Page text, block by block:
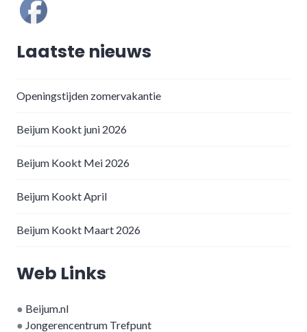
Laatste nieuws
Openingstijden zomervakantie
Beijum Kookt juni 2026
Beijum Kookt Mei 2026
Beijum Kookt April
Beijum Kookt Maart 2026
Web Links
● Beijum.nl
● Jongerencentrum Trefpunt